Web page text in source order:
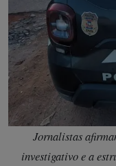
Jornalistas
investigativo e a